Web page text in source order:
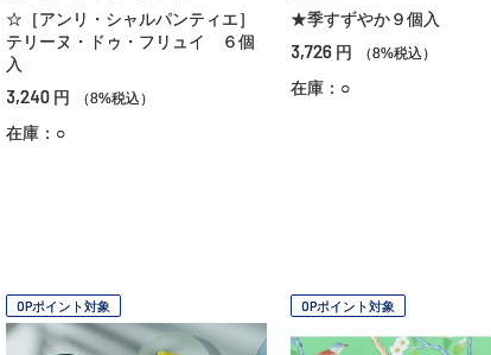
☆［アンリ・シャルパンティエ］
テリーヌ・ドゥ・フリュイ ６個
入
3,240 円 （8%税込）
在庫：○
★季すずやか９個入
3,726 円 （8%税込）
在庫：○
OPポイント対象 OPポイント対象